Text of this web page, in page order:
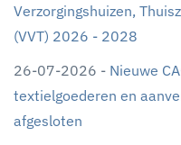
Verzorgingshuizen,
(VVT) 2026 - 2028
26-07-2026 - Nieuwe
textielgoederen en
afgesloten